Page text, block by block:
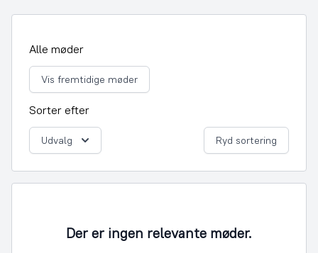
Alle møder
Vis fremtidige møder
Sorter efter
Udvalg Ryd sortering
Der er ingen relevante møder.